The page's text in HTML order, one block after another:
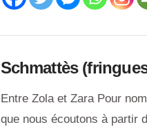
Schmattès
Entre Zola et Zara Pour
que nous écoutons à partir